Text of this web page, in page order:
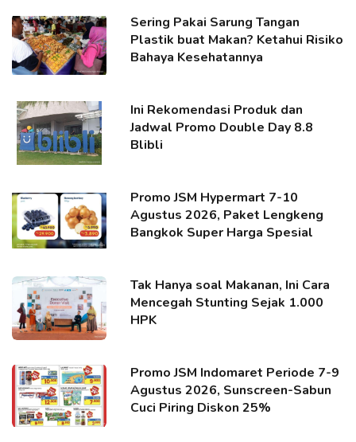
Sering Pakai Sarung Tangan
Plastik buat Makan? Ketahui Risiko
Bahaya Kesehatannya
Ini Rekomendasi Produk dan
Jadwal Promo Double Day 8.8
Blibli
Promo JSM Hypermart 7-10
Agustus 2026, Paket Lengkeng
Bangkok Super Harga Spesial
Tak Hanya soal Makanan, Ini Cara
Mencegah Stunting Sejak 1.000
HPK
Promo JSM Indomaret Periode 7-9
Agustus 2026, Sunscreen-Sabun
Cuci Piring Diskon 25%